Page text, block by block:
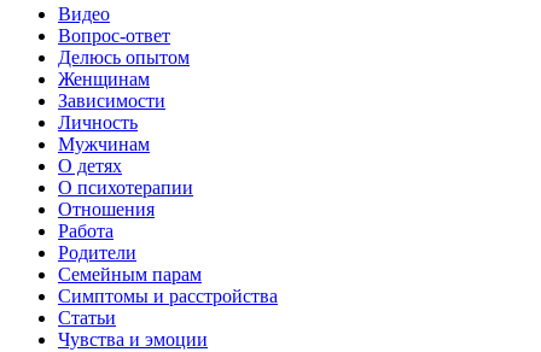
Видео
Вопрос-ответ
Делюсь опытом
Женщинам
Зависимости
Личность
Мужчинам
О детях
О психотерапии
Отношения
Работа
Родители
Семейным парам
Симптомы и расстройства
Статьи
Чувства и эмоции